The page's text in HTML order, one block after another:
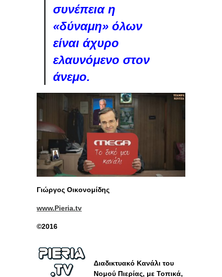
συνέπεια η
«δύναμη» όλων
είναι άχυρο
ελαυνόμενο στον
άνεμο.
Γιώργος Οικονομίδης
www.Pieria.tv
©2016
Διαδικτυακό Κανάλι του
Νομού Πιερίας, με Τοπικά,